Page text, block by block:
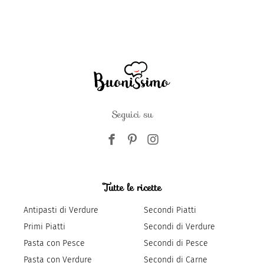
Seguici su
Tutte le ricette
Antipasti di Verdure
Primi Piatti
Pasta con Pesce
Pasta con Verdure
Secondi Piatti
Secondi di Verdure
Secondi di Pesce
Secondi di Carne